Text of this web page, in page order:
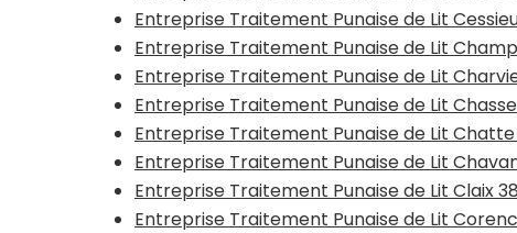
Entreprise Traitement Punaise de Lit Cessieu
Entreprise Traitement Punaise de Lit
Entreprise Traitement Punaise de Lit
Entreprise Traitement Punaise de Lit
Entreprise Traitement Punaise de Lit Chatte
Entreprise Traitement Punaise de Lit
Entreprise Traitement Punaise de Lit Claix
Entreprise Traitement Punaise de Lit